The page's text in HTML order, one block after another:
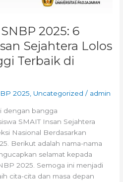
2025: 6
Sejahtera Lolos
Terbaik di
2025, Uncategorized / admin
dengan bangga
SMAIT Insan Sejahtera
Nasional Berdasarkan
Berikut adalah nama-nama
selamat kepada
2025. Semoga ini menjadi
cita-cita dan masa depan